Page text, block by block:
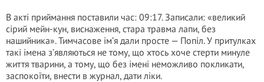
В акті приймання поставили час: 09:17. Записали: «великий
сірий мейн-кун, виснаження, стара травма лапи, без
нашийника». Тимчасове ім’я дали просте — Попіл. У притулках
такі імена з’являються не тому, що хтось хоче стерти минуле
життя тварини, а тому, що без імені неможливо покликати,
заспокоїти, внести в журнал, дати ліки.